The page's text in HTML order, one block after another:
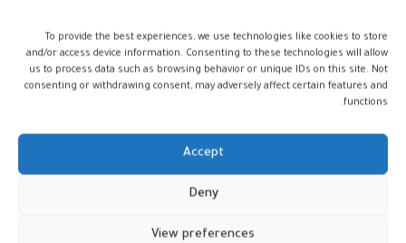
To provide the best experiences, we use technologies like cookies to store
and/or access device information. Consenting to these technologies will allow
us to process data such as browsing behavior or unique IDs on this site. Not
consenting or withdrawing consent, may adversely affect certain features and
functions.
Accept
Deny
View preferences
أنواع الدعم للأطفال والشباب الصم والبكم
والسهر شخصيا على راحتهم إلى جانب حضور
مختلف التظاهرات المنظمة على مستوى